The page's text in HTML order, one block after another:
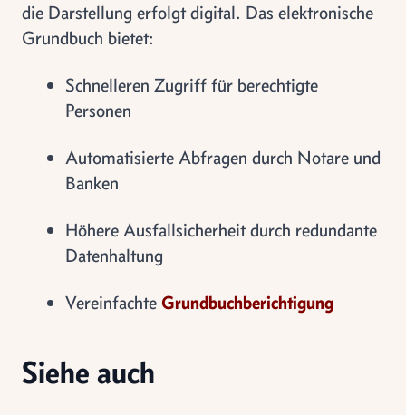
die Darstellung erfolgt digital. Das elektronische
Grundbuch bietet:
Schnelleren Zugriff für berechtigte
Personen
Automatisierte Abfragen durch Notare und
Banken
Höhere Ausfallsicherheit durch redundante
Datenhaltung
Vereinfachte Grundbuchberichtigung
Siehe auch